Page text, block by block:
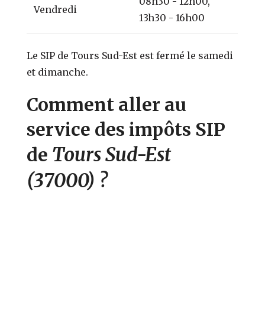
Vendredi
13h30 - 16h00
Le SIP de Tours Sud-Est est fermé le samedi
et dimanche.
Comment aller au
service des impôts SIP
de Tours Sud-Est
(37000) ?